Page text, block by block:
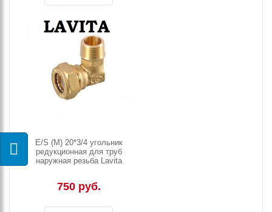
E/S (M) 20*3/4 угольник
редукционная для труб
наружная резьба Lavita
750 руб.